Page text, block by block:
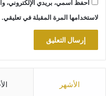
احفظ اسمي، بريدي الإلكتروني،
لاستخدامها المرة المقبلة في تعليقي.
الأشهر